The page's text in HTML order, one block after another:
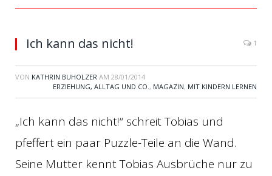
Ich kann das nicht! 1
VON KATHRIN BUHOLZER AM 28/01/2014
ERZIEHUNG, ALLTAG UND CO. , MAGAZIN, MIT KINDERN LERNEN
„Ich kann das nicht!“ schreit Tobias und
pfeffert ein paar Puzzle-Teile an die Wand.
Seine Mutter kennt Tobias Ausbrüche nur zu